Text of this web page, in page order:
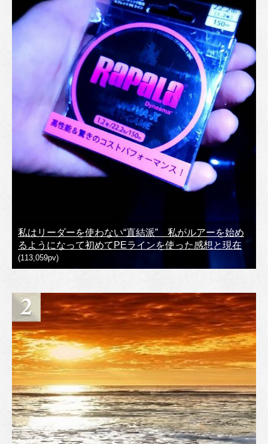
私はリーダーを使わない“直結派” 私がルアーを始め
るようになって初めてPEラインを使った感想と現在
(113,059pv)